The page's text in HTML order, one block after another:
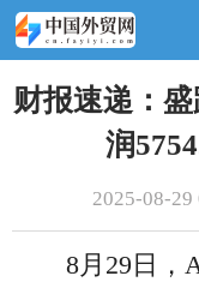
财报速递：
润
2025-08-29
8月29日，